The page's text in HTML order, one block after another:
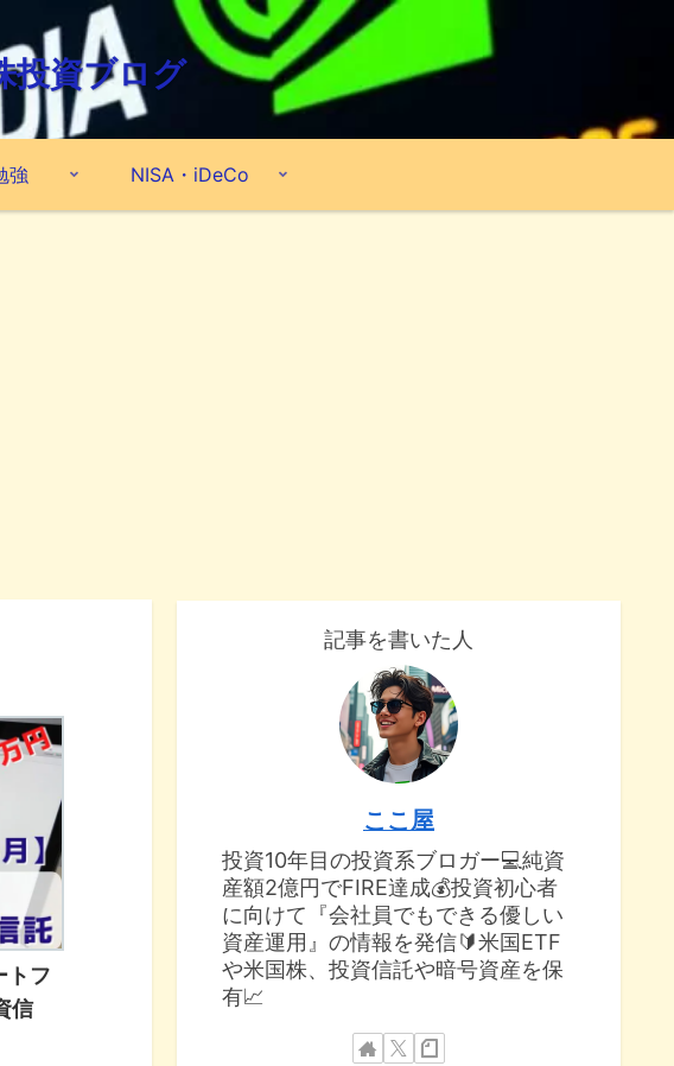
投資ブログ
強 NISA・iDeCo
トフ
信
記事を書いた人
ここ屋
投資10年目の投資系ブロガー💻純資
産額2億円でFIRE達成💰投資初心者
に向けて『会社員でもできる優しい
資産運用』の情報を発信🔰米国ETF
や米国株、投資信託や暗号資産を保
有📈